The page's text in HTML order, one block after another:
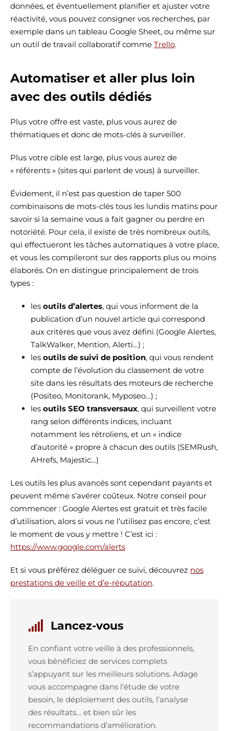
données, et éventuellement planifier et ajuster votre
réactivité, vous pouvez consigner vos recherches, par
exemple dans un tableau Google Sheet, ou même sur
un outil de travail collaboratif comme Trello.
Automatiser et aller plus loin
avec des outils dédiés
Plus votre offre est vaste, plus vous aurez de
thématiques et donc de mots-clés à surveiller.
Plus votre cible est large, plus vous aurez de
« référents » (sites qui parlent de vous) à surveiller.
Évidement, il n’est pas question de taper 500
combinaisons de mots-clés tous les lundis matins pour
savoir si la semaine vous a fait gagner ou perdre en
notoriété. Pour cela, il existe de très nombreux outils,
qui effectueront les tâches automatiques à votre place,
et vous les compileront sur des rapports plus ou moins
élaborés. On en distingue principalement de trois
types :
les outils d’alertes, qui vous informent de la
publication d’un nouvel article qui correspond
aux critères que vous avez défini (Google Alertes,
TalkWalker, Mention, Alerti…) ;
les outils de suivi de position, qui vous rendent
compte de l’évolution du classement de votre
site dans les résultats des moteurs de recherche
(Positeo, Monitorank, Myposeo…) ;
les outils SEO transversaux, qui surveillent votre
rang selon différents indices, incluant
notamment les rétroliens, et un « indice
d’autorité » propre à chacun des outils (SEMRush,
AHrefs, Majestic…)
Les outils les plus avancés sont cependant payants et
peuvent même s’avérer coûteux. Notre conseil pour
commencer : Google Alertes est gratuit et très facile
d’utilisation, alors si vous ne l’utilisez pas encore, c’est
le moment de vous y mettre ! C’est ici :
https://www.google.com/alerts
Et si vous préférez déléguer ce suivi, découvrez nos
prestations de veille et d’e-réputation.
Lancez-vous
En confiant votre veille à des professionnels,
vous bénéficiez de services complets
s’appuyant sur les meilleurs solutions. Adage
vous accompagne dans l’étude de votre
besoin, le déploiement des outils, l’analyse
des résultats… et bien sûr les
recommandations d’amélioration.